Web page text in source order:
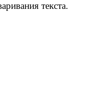
текста.